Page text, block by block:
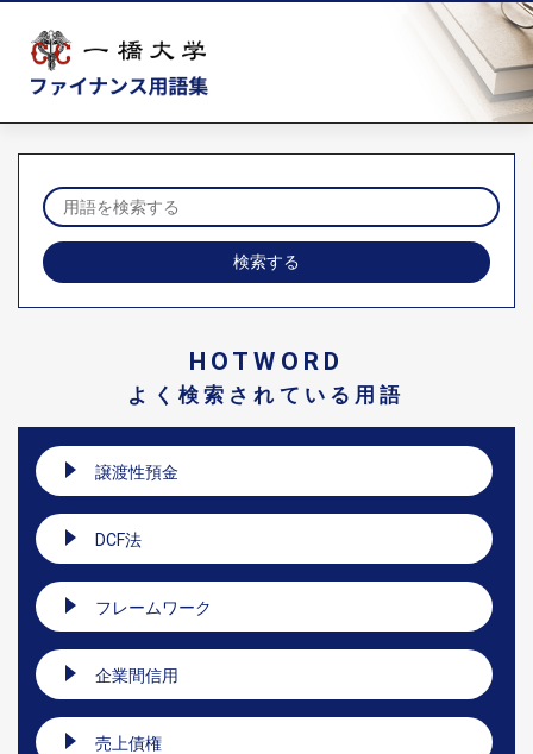
HOTWORD
よく検索されている用語
譲渡性預金
DCF法
フレームワーク
企業間信用
売上債権